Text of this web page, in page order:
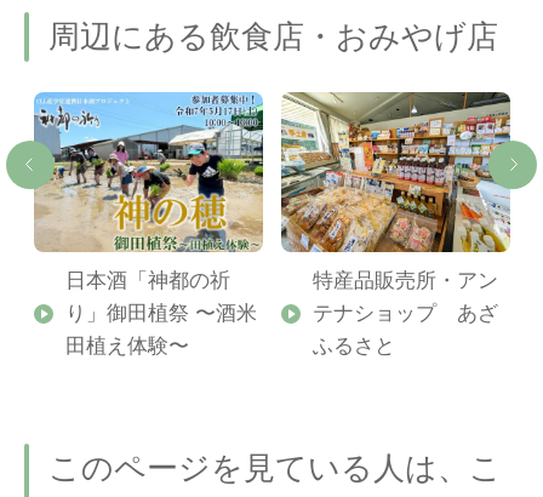
周辺にある飲食店・おみやげ店
日本酒「神都の祈
り」御田植祭 〜酒米
田植え体験〜
特産品販売所・アン
テナショップ あざ
ふるさと
このページを見ている人は、こ